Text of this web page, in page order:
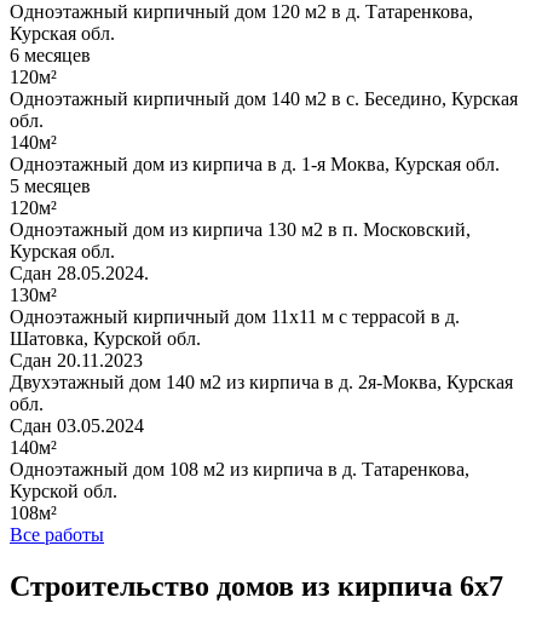
Одноэтажный кирпичный дом 120 м2 в д. Татаренкова,
Курская обл.
6 месяцев
120м²
Одноэтажный кирпичный дом 140 м2 в с. Беседино, Курская
обл.
140м²
Одноэтажный дом из кирпича в д. 1-я Моква, Курская обл.
5 месяцев
120м²
Одноэтажный дом из кирпича 130 м2 в п. Московский,
Курская обл.
Сдан 28.05.2024.
130м²
Одноэтажный кирпичный дом 11х11 м с террасой в д.
Шатовка, Курской обл.
Сдан 20.11.2023
Двухэтажный дом 140 м2 из кирпича в д. 2я-Моква, Курская
обл.
Сдан 03.05.2024
140м²
Одноэтажный дом 108 м2 из кирпича в д. Татаренкова,
Курской обл.
108м²
Все работы
Строительство домов из кирпича 6x7